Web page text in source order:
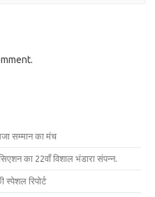
सम्मान का मंच
का 22वाँ विशाल भंडारा संपन्न.
रिपोर्ट